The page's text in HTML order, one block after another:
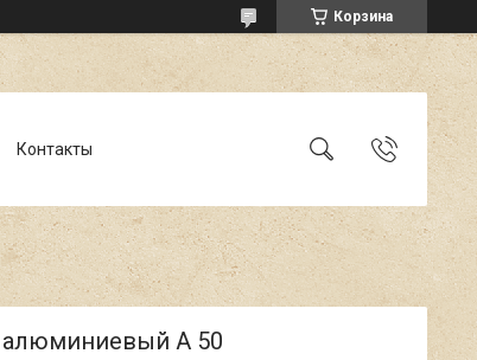
Корзина
Контакты
алюминиевый А 50